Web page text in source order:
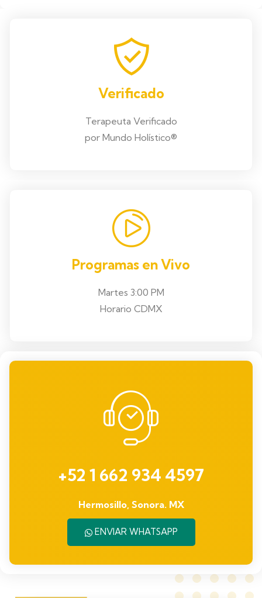
Verificado
Terapeuta Verificado
por Mundo Holístico®
Programas en Vivo
Martes 3:00 PM
Horario CDMX
+52 1 662 934 4597
Hermosillo, Sonora. MX
ENVIAR WHATSAPP